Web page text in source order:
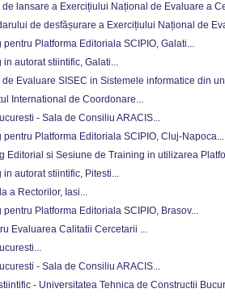
lansare a Exercițiului Național de Evaluare a
de desfășurare a Exercițiului Național de
Platforma Editoriala SCIPIO, Galati...
autorat stiintific, Galati...
de Evaluare SISEC in Sistemele informatice din
International de Coordonare...
- Sala de Consiliu ARACIS...
Platforma Editoriala SCIPIO, Cluj-Napoca...
Editorial si Sesiune de Training in utilizarea
autorat stiintific, Pitesti...
a Rectorilor, Iasi...
Platforma Editoriala SCIPIO, Brasov...
Evaluarea Calitatii Cercetarii ...
- Sala de Consiliu ARACIS...
- Universitatea Tehnica de Constructii